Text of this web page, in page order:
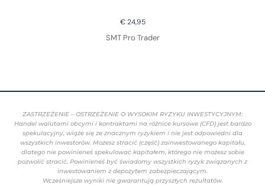
€ 24,95
SMT Pro Trader
ZASTRZEŻENIE – OSTRZEŻENIE O WYSOKIM RYZYKU INWESTYCYJNYM:
Handel walutami obcymi i kontraktami na różnice kursowe (CFD) jest bardzo
spekulacyjny, wiąże się ze znacznym ryzykiem i nie jest odpowiedni dla
wszystkich inwestorów. Możesz stracić (część) zainwestowanego kapitału,
dlatego nie powinieneś spekulować kapitałem, którego nie możesz sobie
pozwolić stracić. Powinieneś być świadomy wszystkich ryzyk związanych z
inwestowaniem z depozytem zabezpieczającym.
Wcześniejsze wyniki nie gwarantują przyszłych rezultatów.